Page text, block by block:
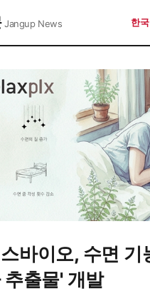
Jangup News 한
바이오, 수면 기
추출물' 개발